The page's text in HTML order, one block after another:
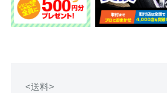
<送料>